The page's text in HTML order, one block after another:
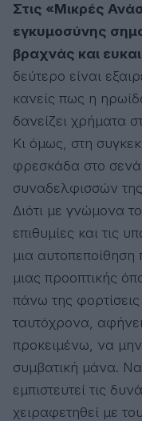
Στις «Μικρές
εγκυμοσύνης
βραχνάς και
δεύτερο είναι
κανείς πως η
δανείζει χρήματα
Κι όμως, στη
φρεσκάδα στο
συναδελφισσών
Διότι με γνώμονα
επιθυμίες και τις
μια αυτοπεποίθηση
μιας προοπτικής
πάνω της
ταυτόχρονα,
προκειμένω, να μην
συμβατική μάνα.
εμπιστευτεί τις
χειραφετηθεί με